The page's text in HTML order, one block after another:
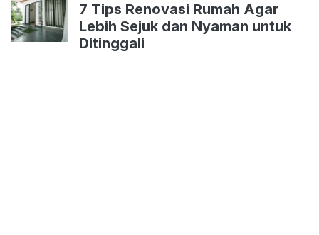
7 Tips Renovasi Rumah Agar
Lebih Sejuk dan Nyaman untuk
Ditinggali